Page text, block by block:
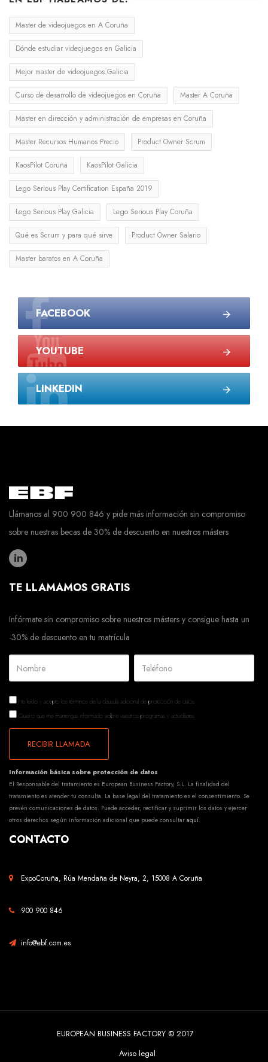
Master de videojuegos en A Coruña
Dónde estudiar videojuegos en Galicia
Mejor master de videojuegos Galicia
Curso de desarrollo de videojuegos en Coruña Master A Coruña
Master en dirección y administración de empresas en Coruña
Master Recursos Humanos Precio Product Owner Scrum
KaosPilot Coruña KaosPilot Galicia
Lego Serious Play Certification España 2019
Lego Serious Play Galicia Lego Serious Play Coruña
Qué es Scrum y para qué sirve Product Owner Salario
Master baratos en A Coruña
FACEBOOK
YOUTUBE
LINKEDIN
Llámanos al 900 900 846 y pide más información sin compromiso
sobre nuestras becas de 30% de descuento en nuestros másters
TE LLAMAMOS GRATIS
Infórmate sin compromiso sobre nuestros másters y consigue hasta un
-30% de descuento en tu matrícula
He leído y acepto los términos de la cláusula adicional de protección de datos.
Quiero que me mantengas informado sobre vuestros programas y actividades.
RECIBIR LLAMADA
Información básica sobre protección de datos
El Responsable del tratamiento es European Business Factory, S.L. La finalidad del
tratamiento es atender tu consulta. La base legal del tratamiento es el consentimiento. Se
prevén comunicaciones de datos. Puede acceder, rectificar y suprimir los datos y ejercer
otros derechos según información adicional que puede consultar aquí.
CONTACTO
ExpoCoruña, Rúa Mendaña de Neyra, 2, 15008 A Coruña
900 900 846
info@ebf.com.es
EUROPEAN BUSINESS FACTORY © 2017
Aviso legal